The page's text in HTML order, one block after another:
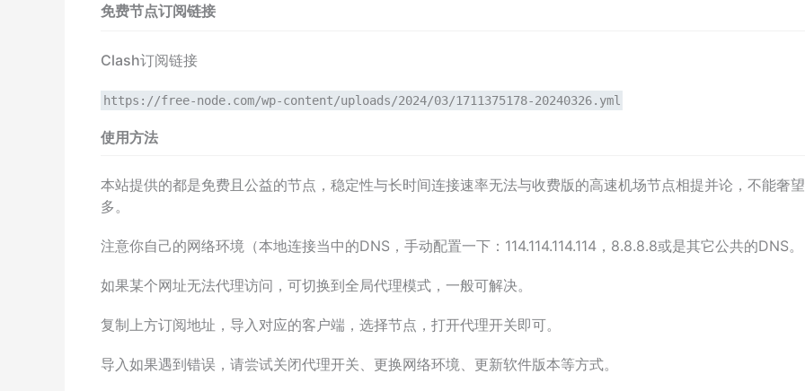
免费节点订阅链接
Clash订阅链接
https://free-node.com/wp-content/uploads/2024/03/1711375178-20240326.yml
使用方法
本站提供的都是免费且公益的节点，稳定性与长时间连接速率无法与收费版的高速机场节点相提并论，不能奢
多。
注意你自己的网络环境（本地连接当中的DNS，手动配置一下：114.114.114.114，8.8.8.8或是其它公共的DNS
如果某个网址无法代理访问，可切换到全局代理模式，一般可解决。
复制上方订阅地址，导入对应的客户端，选择节点，打开代理开关即可。
导入如果遇到错误，请尝试关闭代理开关、更换网络环境、更新软件版本等方式。